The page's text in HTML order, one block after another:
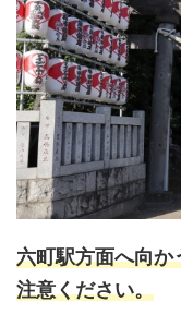
六町駅方面へ向か
注意ください。